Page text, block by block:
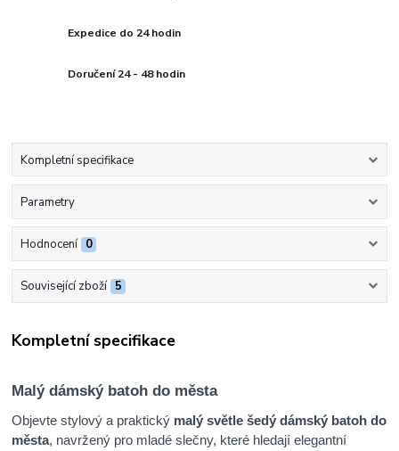
Expedice do 24 hodin
Doručení 24 - 48 hodin
Kompletní specifikace
Parametry
Hodnocení 0
Související zboží 5
Kompletní specifikace
Malý dámský batoh do města
Objevte stylový a praktický malý světle šedý dámský batoh do
města, navržený pro mladé slečny, které hledají elegantní